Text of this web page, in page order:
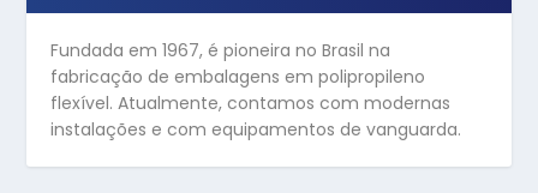
Fundada em 1967, é pioneira no Brasil na
fabricação de embalagens em polipropileno
flexível. Atualmente, contamos com modernas
instalações e com equipamentos de vanguarda.